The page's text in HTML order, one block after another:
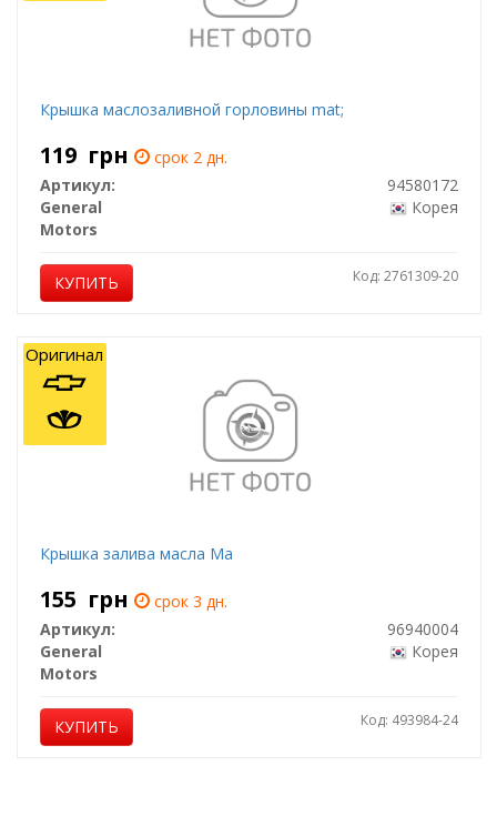
Крышка маслозаливной горловины mat;
119 грн
срок 2 дн.
Артикул:
94580172
General
Motors
Корея
КУПИТЬ Код: 2761309-20
Крышка залива масла Ma
155 грн
срок 3 дн.
Артикул:
96940004
General
Motors
Корея
КУПИТЬ Код: 493984-24
Оригинал